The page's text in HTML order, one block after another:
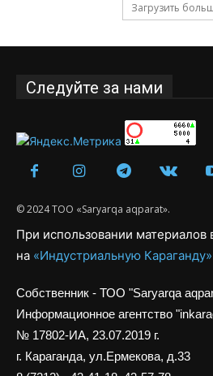
Загрузить
Следуйте за нами
© 2024 ТОО «Saryarqa aqparat».
При использовании
на «Индустриальную Караганду»
Собственник - ТОО "Saryarqa
Информационное агентство
№ 17802-ИА, 23.07.2019 г.
г. Караганда, ул.Ермекова, д.33